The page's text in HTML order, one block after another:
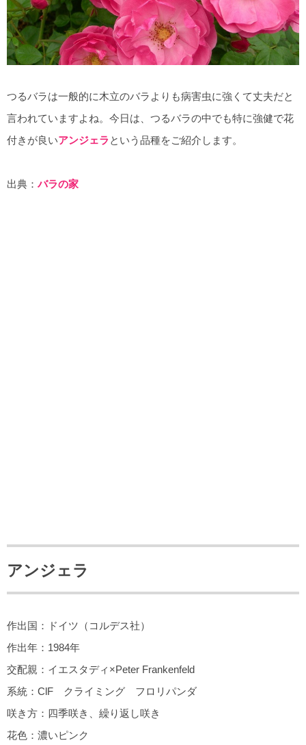
つるバラは一般的に木立のバラよりも病害虫に強くて丈夫だと
言われていますよね。今日は、つるバラの中でも特に強健で花
付きが良いアンジェラという品種をご紹介します。
出典：バラの家
アンジェラ
作出国：ドイツ（コルデス社）
作出年：1984年
交配親：イエスタディ×Peter Frankenfeld
系統：ClF クライミング フロリパンダ
咲き方：四季咲き、繰り返し咲き
花色：濃いピンク